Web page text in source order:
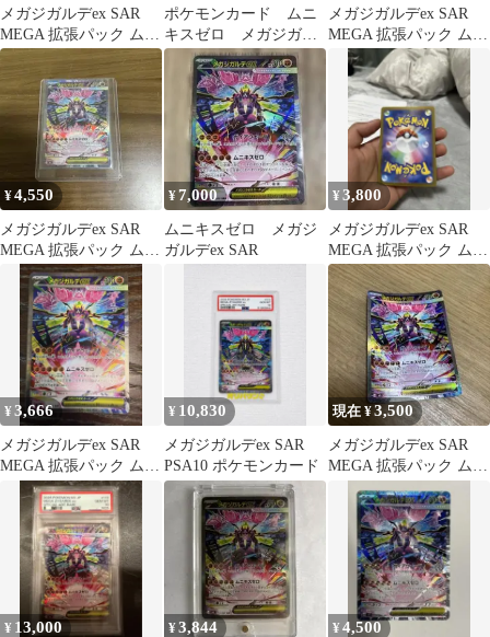
メガジガルデex SAR
MEGA 拡張パック ムニ
キスゼロ 113/080
ポケモンカード ムニ
キスゼロ メガジガル
デex SAR
メガジガルデex SAR
MEGA 拡張パック ムニ
キスゼロ キラ 113/0…
¥4,550
メガジガルデex SAR
MEGA 拡張パック ムニ
キスゼロ キラ 113/0…
¥7,000
ムニキスゼロ メガジ
ガルデex SAR
¥3,800
メガジガルデex SAR
MEGA 拡張パック ムニ
キスゼロ 113/080
¥3,666
メガジガルデex SAR
MEGA 拡張パック ムニ
キスゼロ キラ 113/0…
¥ 10,830
メガジガルデex SAR
PSA10 ポケモンカード
現在 ¥3,500
メガジガルデex SAR
MEGA 拡張パック ムニ
キスゼロ 113/080
¥ 13,000 ¥3,844 ¥4,500